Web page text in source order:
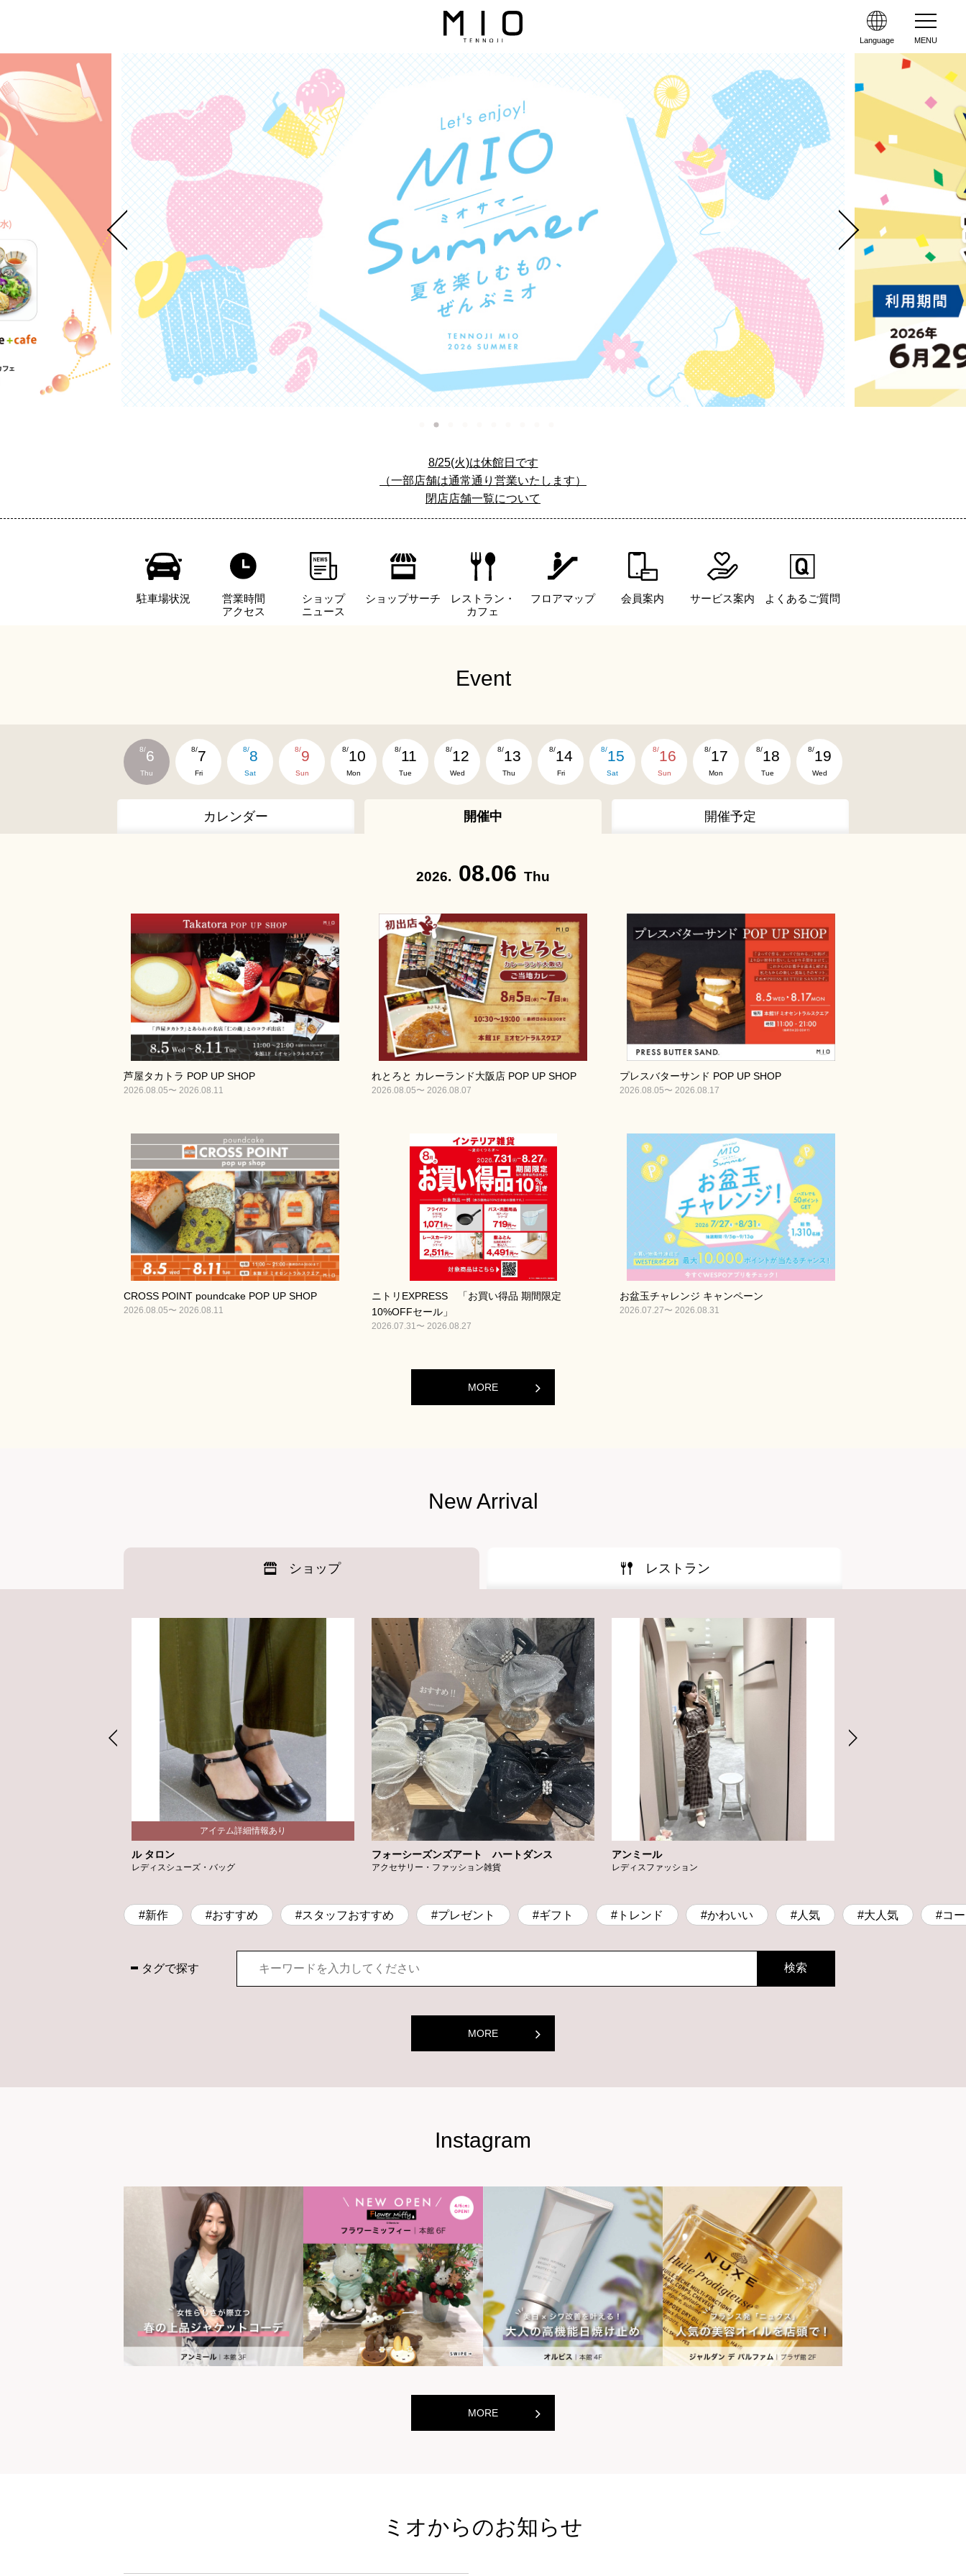
Language MENU
8/25(火)は休館日です
（一部店舗は通常通り営業いたします）
閉店店舗一覧について
駐車場状況
営業時間
アクセス
ショップ
ニュース
ショップサーチ
レストラン・
カフェ
フロアマップ 会員案内 サービス案内 よくあるご質問
Event
8/6
Thu
8/7
Fri
8/8
Sat
8/9
Sun
8/10
Mon
8/11
Tue
8/12
Wed
8/13
Thu
8/14
Fri
8/15
Sat
8/16
Sun
8/17
Mon
8/18
Tue
8/19
Wed
カレンダー 開催中 開催予定
2026. 08.06 Thu
芦屋タカトラ POP UP SHOP
2026.08.05〜 2026.08.11
れとろと カレーランド大阪店 POP UP SHOP
2026.08.05〜 2026.08.07
プレスバターサンド POP UP SHOP
2026.08.05〜 2026.08.17
CROSS POINT poundcake POP UP SHOP
2026.08.05〜 2026.08.11
ニトリEXPRESS 「お買い得品 期間限定
10%OFFセール」
2026.07.31〜 2026.08.27
お盆玉チャレンジ キャンペーン
2026.07.27〜 2026.08.31
MORE
New Arrival
ショップ レストラン
ル タロン
レディスシューズ・バッグ
フォーシーズンズアート ハートダンス
アクセサリー・ファッション雑貨
アンミール
レディスファッション
#新作 #おすすめ #スタッフおすすめ #プレゼント #ギフト #トレンド #かわいい #人気 #大人気 #コ
タグで探す
MORE
世界の山ちゃん
[居酒屋]
世界の山ちゃん
[居酒屋]
世界の山ちゃん
[居酒屋]
Instagram
MORE
ミオからのお知らせ